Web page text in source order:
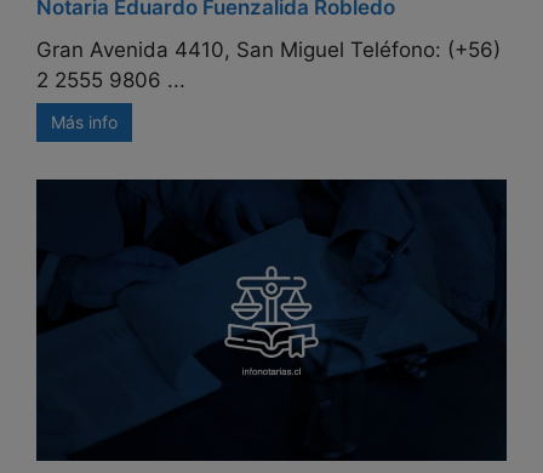
Notaria Eduardo Fuenzalida Robledo
Gran Avenida 4410, San Miguel Teléfono: (+56)
2 2555 9806 ...
Más info